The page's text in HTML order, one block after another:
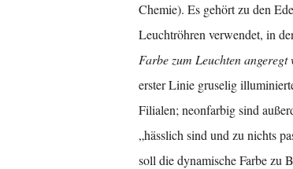
Chemie). Es gehört zu den
Leuchtröhren verwendet, in
Farbe zum Leuchten
erster Linie gruselig
Filialen; neonfarbig sind
„hässlich sind und zu nichts
soll die dynamische Farbe zu